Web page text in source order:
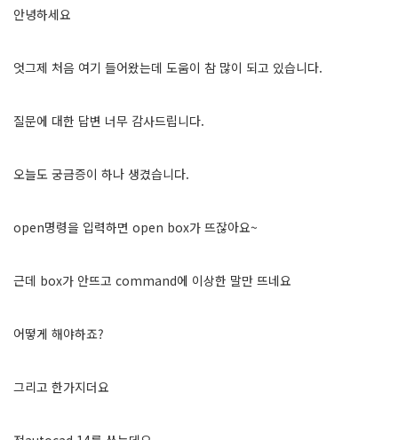
안녕하세요
엇그제 처음 여기 들어왔는데 도움이 참 많이 되고 있습니다.
질문에 대한 답변 너무 감사드립니다.
오늘도 궁금증이 하나 생겼습니다.
open명령을 입력하면 open box가 뜨잖아요~
근데 box가 안뜨고 command에 이상한 말만 뜨네요
어떻게 해야하죠?
그리고 한가지더요